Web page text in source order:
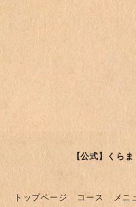
【公式】くら
トップページ コース メニ